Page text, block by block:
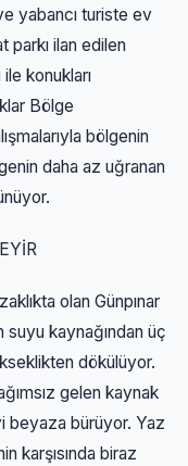
yabancı turiste ev
parkı ilan edilen
konukları
Bölge
bölgenin
daha az uğranan
olan Günpınar
suyu kaynağından üç
dökülüyor.
gelen kaynak
beyaza bürüyor. Yaz
karşısında biraz